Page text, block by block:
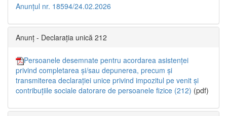
Anunțul nr. 18594/24.02.2026
Anunț - Declarația unică 212
Persoanele desemnate pentru acordarea asistenței
privind completarea și/sau depunerea, precum și
transmiterea declarației unice privind impozitul pe venit și
contribuțiile sociale datorare de persoanele fizice (212) (pdf)